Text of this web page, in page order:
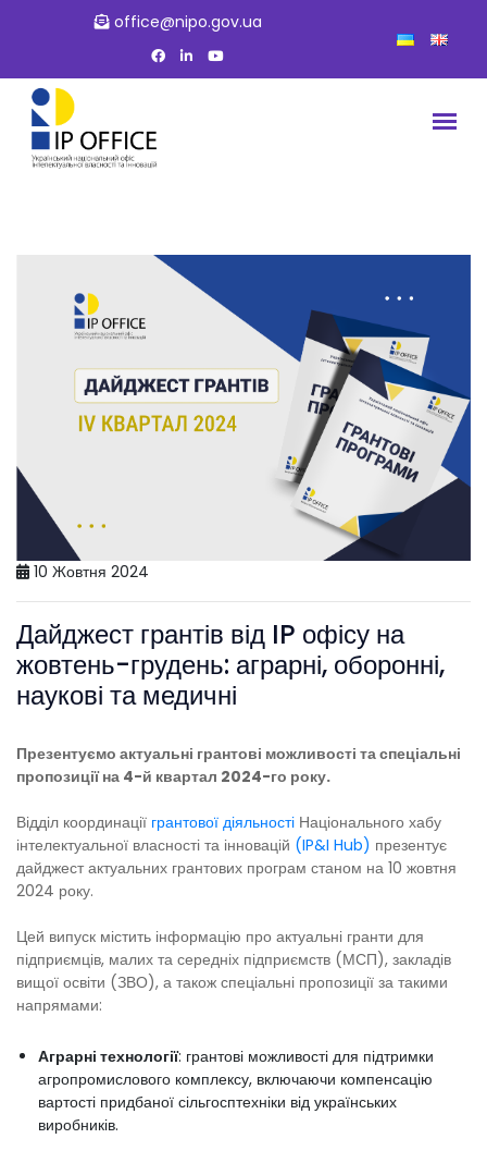
office@nipo.gov.ua
10 Жовтня 2024
Дайджест грантів від IP офісу на
жовтень-грудень: аграрні, оборонні,
наукові та медичні
Презентуємо актуальні грантові можливості та спеціальні
пропозиції на 4-й квартал 2024-го року.
Відділ координації грантової діяльності Національного хабу
інтелектуальної власності та інновацій (IP&I Hub) презентує
дайджест актуальних грантових програм станом на 10 жовтня
2024 року.
Цей випуск містить інформацію про актуальні гранти для
підприємців, малих та середніх підприємств (МСП), закладів
вищої освіти (ЗВО), а також спеціальні пропозиції за такими
напрямами:
Аграрні технології: грантові можливості для підтримки
агропромислового комплексу, включаючи компенсацію
вартості придбаної сільгосптехніки від українських
виробників.